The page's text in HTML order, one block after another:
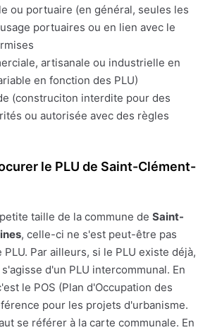
ou portuaire (en général, seules les
portuaires ou en lien avec le
artisanale ou industrielle en
en fonction des PLU)
(construciton interdite pour des
ou autorisée avec des règles
le PLU de Saint-Clément-
taille de la commune de Saint-
, celle-ci ne s'est peut-être pas
Par ailleurs, si le PLU existe déjà,
d'un PLU intercommunal. En
le POS (Plan d'Occupation des
pour les projets d'urbanisme.
se référer à la carte communale. En